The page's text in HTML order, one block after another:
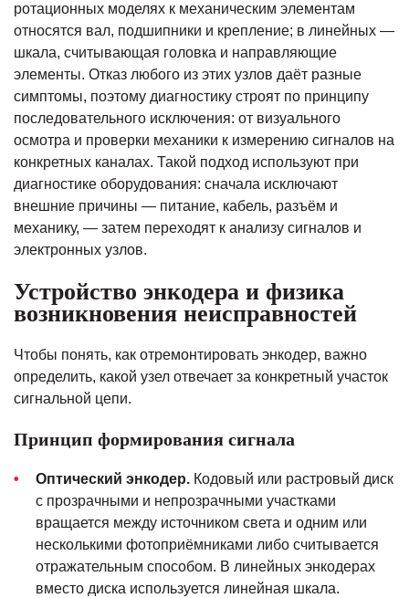
ротационных моделях к механическим элементам
относятся вал, подшипники и крепление; в линейных —
шкала, считывающая головка и направляющие
элементы. Отказ любого из этих узлов даёт разные
симптомы, поэтому диагностику строят по принципу
последовательного исключения: от визуального
осмотра и проверки механики к измерению сигналов на
конкретных каналах. Такой подход используют при
диагностике оборудования: сначала исключают
внешние причины — питание, кабель, разъём и
механику, — затем переходят к анализу сигналов и
электронных узлов.
Устройство энкодера и физика
возникновения неисправностей
Чтобы понять, как отремонтировать энкодер, важно
определить, какой узел отвечает за конкретный участок
сигнальной цепи.
Принцип формирования сигнала
Оптический энкодер. Кодовый или растровый диск
с прозрачными и непрозрачными участками
вращается между источником света и одним или
несколькими фотоприёмниками либо считывается
отражательным способом. В линейных энкодерах
вместо диска используется линейная шкала.